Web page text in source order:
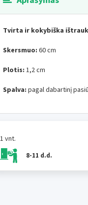
1 vnt.
8-11 d.d.
Tvirta ir kokybiška
Skersmuo: 60 cm
Plotis: 1,2 cm
Spalva: pagal dabartinį